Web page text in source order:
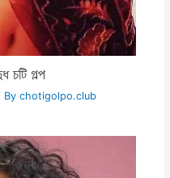
চটি গল্প
chotigolpo.club